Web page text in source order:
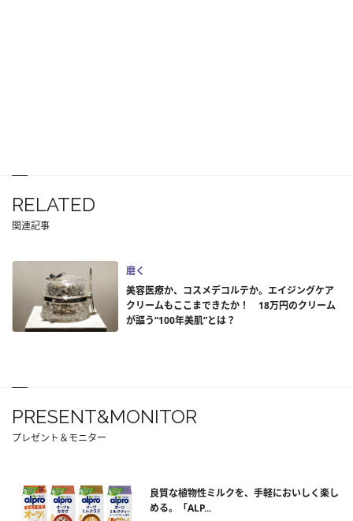
RELATED
関連記事
磨く
美容医療か、コスメデコルテか。エイジングケア
クリームもここまできたか！ 18万円のクリーム
が謳う“100年美肌”とは？
PRESENT&MONITOR
プレゼント＆モニター
良質な植物性ミルクを、手軽においしく楽し
める。「ALP...